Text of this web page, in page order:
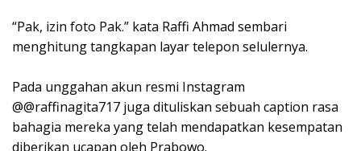
“Pak, izin foto Pak.” kata Raffi Ahmad sembari
menghitung tangkapan layar telepon selulernya.
Pada unggahan akun resmi Instagram
@@raffinagita717 juga dituliskan sebuah caption rasa
bahagia mereka yang telah mendapatkan kesempatan
diberikan ucapan oleh Prabowo.